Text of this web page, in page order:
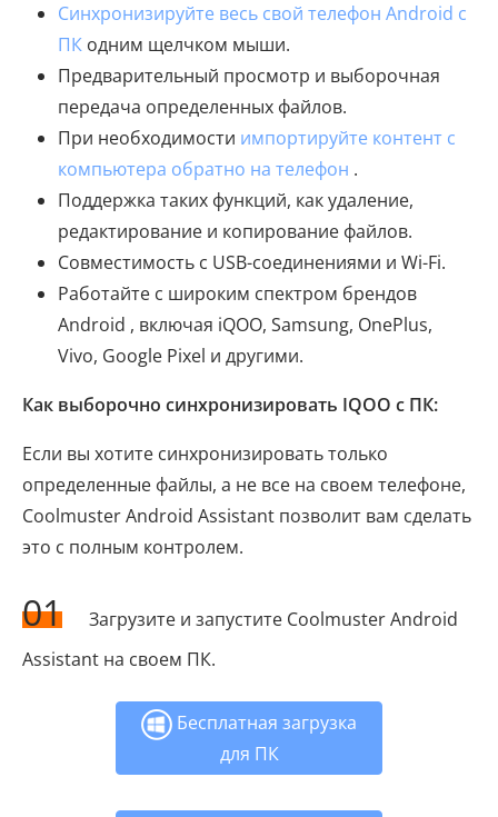
Синхронизируйте весь свой телефон Android с
ПК одним щелчком мыши.
Предварительный просмотр и выборочная
передача определенных файлов.
При необходимости импортируйте контент с
компьютера обратно на телефон .
Поддержка таких функций, как удаление,
редактирование и копирование файлов.
Совместимость с USB-соединениями и Wi-Fi.
Работайте с широким спектром брендов
Android , включая iQOO, Samsung, OnePlus,
Vivo, Google Pixel и другими.
Как выборочно синхронизировать IQOO с ПК:
Если вы хотите синхронизировать только
определенные файлы, а не все на своем телефоне,
Coolmuster Android Assistant позволит вам сделать
это с полным контролем.
01
Загрузите и запустите Coolmuster Android
Assistant на своем ПК.
Бесплатная загрузка
для ПК